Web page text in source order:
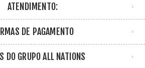
ATENDIMENTO:
DE PAGAMENTO
DO GRUPO ALL NATIONS